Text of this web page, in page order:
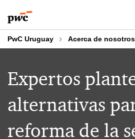
to
content
to
footer
PwC Uruguay Acerca de nosotros
Expertos
alternativas
reforma de la